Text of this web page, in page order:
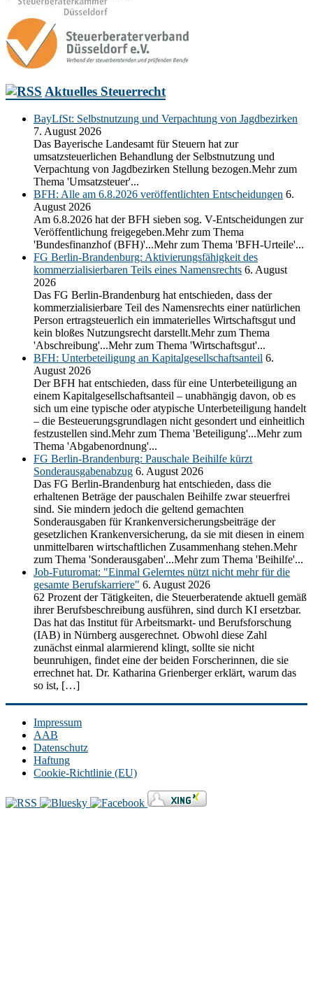
Aktuelles Steuerrecht
BayLfSt: Selbstnutzung und Verpachtung von Jagdbezirken
7. August 2026
Das Bayerische Landesamt für Steuern hat zur
umsatzsteuerlichen Behandlung der Selbstnutzung und
Verpachtung von Jagdbezirken Stellung bezogen.Mehr zum
Thema 'Umsatzsteuer'...
BFH: Alle am 6.8.2026 veröffentlichten Entscheidungen 6.
August 2026
Am 6.8.2026 hat der BFH sieben sog. V-Entscheidungen zur
Veröffentlichung freigegeben.Mehr zum Thema
'Bundesfinanzhof (BFH)'...Mehr zum Thema 'BFH-Urteile'...
FG Berlin-Brandenburg: Aktivierungsfähigkeit des
kommerzialisierbaren Teils eines Namensrechts 6. August
2026
Das FG Berlin-Brandenburg hat entschieden, dass der
kommerzialisierbare Teil des Namensrechts einer natürlichen
Person ertragsteuerlich ein immaterielles Wirtschaftsgut und
kein bloßes Nutzungsrecht darstellt.Mehr zum Thema
'Abschreibung'...Mehr zum Thema 'Wirtschaftsgut'...
BFH: Unterbeteiligung an Kapitalgesellschaftsanteil 6.
August 2026
Der BFH hat entschieden, dass für eine Unterbeteiligung an
einem Kapitalgesellschaftsanteil – unabhängig davon, ob es
sich um eine typische oder atypische Unterbeteiligung handelt
– die Besteuerungsgrundlagen nicht gesondert und einheitlich
festzustellen sind.Mehr zum Thema 'Beteiligung'...Mehr zum
Thema 'Abgabenordnung'...
FG Berlin-Brandenburg: Pauschale Beihilfe kürzt
Sonderausgabenabzug 6. August 2026
Das FG Berlin-Brandenburg hat entschieden, dass die
erhaltenen Beträge der pauschalen Beihilfe zwar steuerfrei
sind. Sie mindern jedoch die geltend gemachten
Sonderausgaben für Krankenversicherungsbeiträge der
gesetzlichen Krankenversicherung, da sie mit diesen in einem
unmittelbaren wirtschaftlichen Zusammenhang stehen.Mehr
zum Thema 'Sonderausgaben'...Mehr zum Thema 'Beihilfe'...
Job-Futuromat: "Einmal Gelerntes nützt nicht mehr für die
gesamte Berufskarriere" 6. August 2026
62 Prozent der Tätigkeiten, die Steuerberatende aktuell gemäß
ihrer Berufsbeschreibung ausführen, sind durch KI ersetzbar.
Das hat das Institut für Arbeitsmarkt- und Berufsforschung
(IAB) in Nürnberg ausgerechnet. Obwohl diese Zahl
zunächst einmal alarmierend klingt, sollte sie nicht
beunruhigen, findet eine der beiden Forscherinnen, die sie
errechnet hat. Dr. Katharina Grienberger erklärt, warum das
so ist, […]
Impressum
AAB
Datenschutz
Haftung
Cookie-Richtlinie (EU)